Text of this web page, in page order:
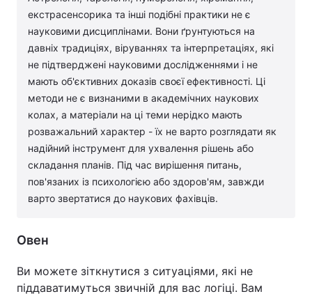
екстрасенсорика та інші подібні практики не є
науковими дисциплінами. Вони ґрунтуються на
давніх традиціях, віруваннях та інтерпретаціях, які
не підтверджені науковими дослідженнями і не
мають об'єктивних доказів своєї ефективності. Ці
методи не є визнаними в академічних наукових
колах, а матеріали на ці теми нерідко мають
розважальний характер - їх не варто розглядати як
надійний інструмент для ухвалення рішень або
складання планів. Під час вирішення питань,
пов'язаних із психологією або здоров'ям, завжди
варто звертатися до наукових фахівців.
Овен
Ви можете зіткнутися з ситуаціями, які не
піддаватимуться звичній для вас логіці. Вам